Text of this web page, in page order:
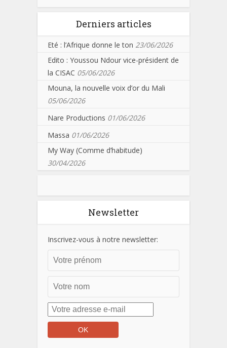
Derniers articles
Eté : l’Afrique donne le ton 23/06/2026
Edito : Youssou Ndour vice-président de
la CISAC 05/06/2026
Mouna, la nouvelle voix d’or du Mali
05/06/2026
Nare Productions 01/06/2026
Massa 01/06/2026
My Way (Comme d’habitude)
30/04/2026
Newsletter
Inscrivez-vous à notre newsletter: